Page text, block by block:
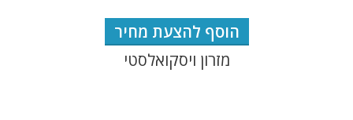
הוסף להצעת מחיר
מזרון ויסקואלסטי